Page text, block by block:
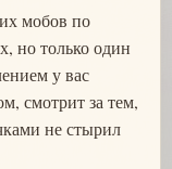
мобов по
но только один
у вас
смотрит за тем,
не стырил